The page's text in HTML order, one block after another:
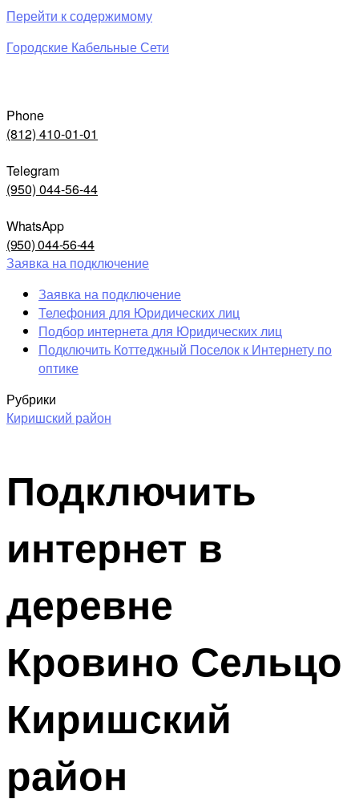
Перейти к содержимому
Городские Кабельные Сети
Phone
(812) 410-01-01
Telegram
(950) 044-56-44
WhatsApp
(950) 044-56-44
Заявка на подключение
Заявка на подключение
Телефония для Юридических лиц
Подбор интернета для Юридических лиц
Подключить Коттеджный Поселок к Интернету по
оптике
Рубрики
Киришский район
Подключить
интернет в
деревне
Кровино Сельцо
Киришский
район